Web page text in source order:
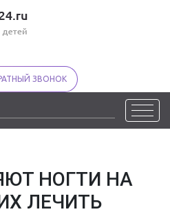
ЗВОНОК
НОГТИ НА
ЛЕЧИТЬ